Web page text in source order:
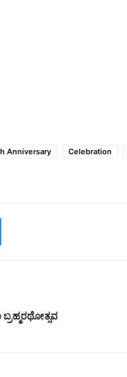
Anniversary Celebration
ಬ್ರಹ್ಮರಥೋತ್ಸವ